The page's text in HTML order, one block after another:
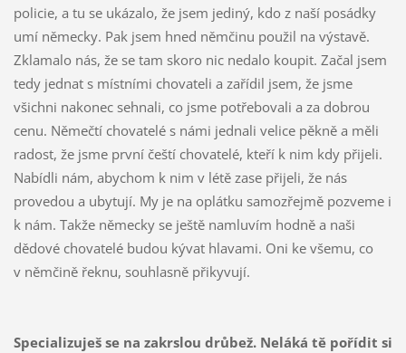
policie, a tu se ukázalo, že jsem jediný, kdo z naší posádky
umí německy. Pak jsem hned němčinu použil na výstavě.
Zklamalo nás, že se tam skoro nic nedalo koupit. Začal jsem
tedy jednat s místními chovateli a zařídil jsem, že jsme
všichni nakonec sehnali, co jsme potřebovali a za dobrou
cenu. Němečtí chovatelé s námi jednali velice pěkně a měli
radost, že jsme první čeští chovatelé, kteří k nim kdy přijeli.
Nabídli nám, abychom k nim v létě zase přijeli, že nás
provedou a ubytují. My je na oplátku samozřejmě pozveme i
k nám. Takže německy se ještě namluvím hodně a naši
dědové chovatelé budou kývat hlavami. Oni ke všemu, co
v němčině řeknu, souhlasně přikyvují.
Specializuješ se na zakrslou drůbež. Neláká tě pořídit si